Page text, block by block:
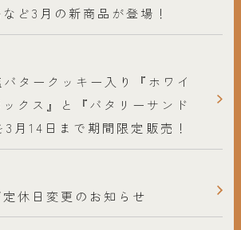
ど3月の新商品が登場！
タークッキー入り『ホワイ
クス』と『バタリーサンド
月14日まで期間限定販売！
休日変更のお知らせ